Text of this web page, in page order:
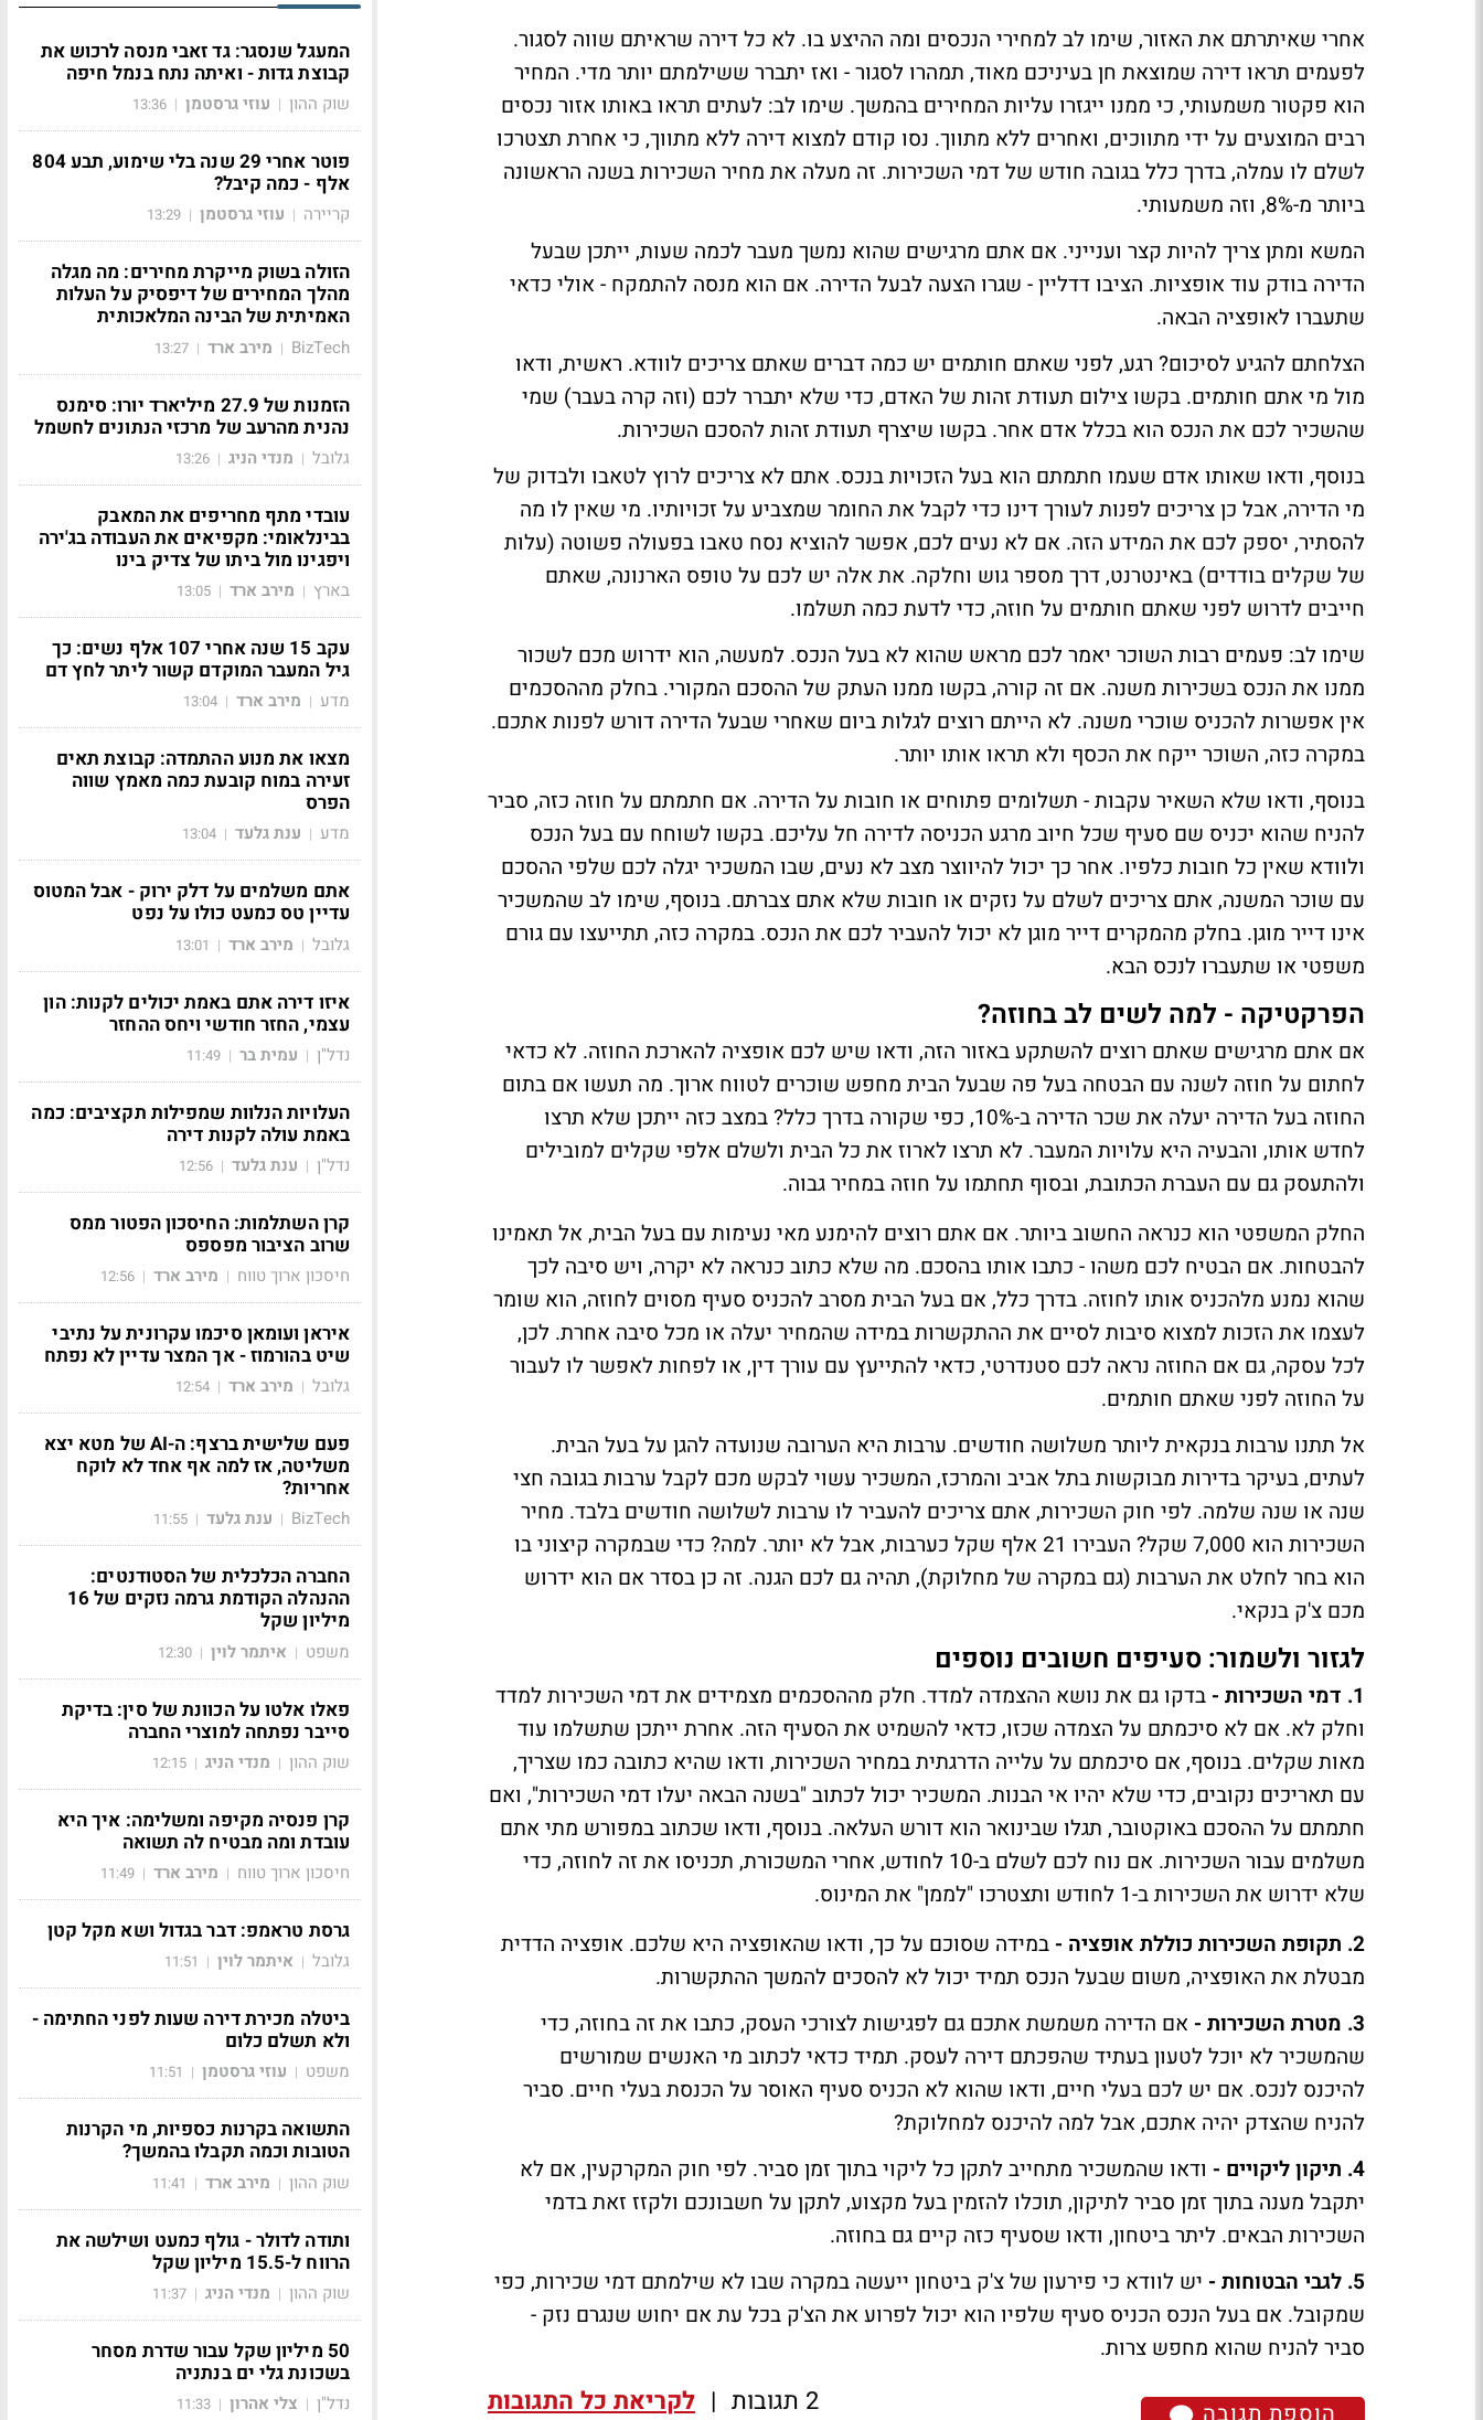
אחרי שאיתרתם את האזור, שימו לב למחירי הנכסים ומה ההיצע בו. לא כל דירה שראיתם שווה לסגור.
לפעמים תראו דירה שמוצאת חן בעיניכם מאוד, תמהרו לסגור - ואז יתברר ששילמתם יותר מדי. המחיר
הוא פקטור משמעותי, כי ממנו ייגזרו עליות המחירים בהמשך. שימו לב: לעתים תראו באותו אזור נכסים
רבים המוצעים על ידי מתווכים, ואחרים ללא מתווך. נסו קודם למצוא דירה ללא מתווך, כי אחרת תצטרכו
לשלם לו עמלה, בדרך כלל בגובה חודש של דמי השכירות. זה מעלה את מחיר השכירות בשנה הראשונה
ביותר מ-8%, וזה משמעותי.
המשא ומתן צריך להיות קצר וענייני. אם אתם מרגישים שהוא נמשך מעבר לכמה שעות, ייתכן שבעל
הדירה בודק עוד אופציות. הציבו דדליין - שגרו הצעה לבעל הדירה. אם הוא מנסה להתמקח - אולי כדאי
שתעברו לאופציה הבאה.
הצלחתם להגיע לסיכום? רגע, לפני שאתם חותמים יש כמה דברים שאתם צריכים לוודא. ראשית, ודאו
מול מי אתם חותמים. בקשו צילום תעודת זהות של האדם, כדי שלא יתברר לכם (וזה קרה בעבר) שמי
שהשכיר לכם את הנכס הוא בכלל אדם אחר. בקשו שיצרף תעודת זהות להסכם השכירות.
בנוסף, ודאו שאותו אדם שעמו חתמתם הוא בעל הזכויות בנכס. אתם לא צריכים לרוץ לטאבו ולבדוק של
מי הדירה, אבל כן צריכים לפנות לעורך דינו כדי לקבל את החומר שמצביע על זכויותיו. מי שאין לו מה
להסתיר, יספק לכם את המידע הזה. אם לא נעים לכם, אפשר להוציא נסח טאבו בפעולה פשוטה (עלות
של שקלים בודדים) באינטרנט, דרך מספר גוש וחלקה. את אלה יש לכם על טופס הארנונה, שאתם
חייבים לדרוש לפני שאתם חותמים על חוזה, כדי לדעת כמה תשלמו.
שימו לב: פעמים רבות השוכר יאמר לכם מראש שהוא לא בעל הנכס. למעשה, הוא ידרוש מכם לשכור
ממנו את הנכס בשכירות משנה. אם זה קורה, בקשו ממנו העתק של ההסכם המקורי. בחלק מההסכמים
אין אפשרות להכניס שוכרי משנה. לא הייתם רוצים לגלות ביום שאחרי שבעל הדירה דורש לפנות אתכם.
במקרה כזה, השוכר ייקח את הכסף ולא תראו אותו יותר.
בנוסף, ודאו שלא השאיר עקבות - תשלומים פתוחים או חובות על הדירה. אם חתמתם על חוזה כזה, סביר
להניח שהוא יכניס שם סעיף שכל חיוב מרגע הכניסה לדירה חל עליכם. בקשו לשוחח עם בעל הנכס
ולוודא שאין כל חובות כלפיו. אחר כך יכול להיווצר מצב לא נעים, שבו המשכיר יגלה לכם שלפי ההסכם
עם שוכר המשנה, אתם צריכים לשלם על נזקים או חובות שלא אתם צברתם. בנוסף, שימו לב שהמשכיר
אינו דייר מוגן. בחלק מהמקרים דייר מוגן לא יכול להעביר לכם את הנכס. במקרה כזה, תתייעצו עם גורם
משפטי או שתעברו לנכס הבא.
הפרקטיקה - למה לשים לב בחוזה?
אם אתם מרגישים שאתם רוצים להשתקע באזור הזה, ודאו שיש לכם אופציה להארכת החוזה. לא כדאי
לחתום על חוזה לשנה עם הבטחה בעל פה שבעל הבית מחפש שוכרים לטווח ארוך. מה תעשו אם בתום
החוזה בעל הדירה יעלה את שכר הדירה ב-10%, כפי שקורה בדרך כלל? במצב כזה ייתכן שלא תרצו
לחדש אותו, והבעיה היא עלויות המעבר. לא תרצו לארוז את כל הבית ולשלם אלפי שקלים למובילים
ולהתעסק גם עם העברת הכתובת, ובסוף תחתמו על חוזה במחיר גבוה.
החלק המשפטי הוא כנראה החשוב ביותר. אם אתם רוצים להימנע מאי נעימות עם בעל הבית, אל תאמינו
להבטחות. אם הבטיח לכם משהו - כתבו אותו בהסכם. מה שלא כתוב כנראה לא יקרה, ויש סיבה לכך
שהוא נמנע מלהכניס אותו לחוזה. בדרך כלל, אם בעל הבית מסרב להכניס סעיף מסוים לחוזה, הוא שומר
לעצמו את הזכות למצוא סיבות לסיים את ההתקשרות במידה שהמחיר יעלה או מכל סיבה אחרת. לכן,
לכל עסקה, גם אם החוזה נראה לכם סטנדרטי, כדאי להתייעץ עם עורך דין, או לפחות לאפשר לו לעבור
על החוזה לפני שאתם חותמים.
אל תתנו ערבות בנקאית ליותר משלושה חודשים. ערבות היא הערובה שנועדה להגן על בעל הבית.
לעתים, בעיקר בדירות מבוקשות בתל אביב והמרכז, המשכיר עשוי לבקש מכם לקבל ערבות בגובה חצי
שנה או שנה שלמה. לפי חוק השכירות, אתם צריכים להעביר לו ערבות לשלושה חודשים בלבד. מחיר
השכירות הוא 7,000 שקל? העבירו 21 אלף שקל כערבות, אבל לא יותר. למה? כדי שבמקרה קיצוני בו
הוא בחר לחלט את הערבות (גם במקרה של מחלוקת), תהיה גם לכם הגנה. זה כן בסדר אם הוא ידרוש
מכם צ'ק בנקאי.
לגזור ולשמור: סעיפים חשובים נוספים
1. דמי השכירות -
בדקו גם את נושא ההצמדה למדד. חלק מההסכמים מצמידים את דמי השכירות למדד
וחלק לא. אם לא סיכמתם על הצמדה שכזו, כדאי להשמיט את הסעיף הזה. אחרת ייתכן שתשלמו עוד
מאות שקלים. בנוסף, אם סיכמתם על עלייה הדרגתית במחיר השכירות, ודאו שהיא כתובה כמו שצריך,
עם תאריכים נקובים, כדי שלא יהיו אי הבנות. המשכיר יכול לכתוב "בשנה הבאה יעלו דמי השכירות", ואם
חתמתם על ההסכם באוקטובר, תגלו שבינואר הוא דורש העלאה. בנוסף, ודאו שכתוב במפורש מתי אתם
משלמים עבור השכירות. אם נוח לכם לשלם ב-10 לחודש, אחרי המשכורת, תכניסו את זה לחוזה, כדי
שלא ידרוש את השכירות ב-1 לחודש ותצטרכו "לממן" את המינוס.
2. תקופת השכירות כוללת אופציה -
במידה שסוכם על כך, ודאו שהאופציה היא שלכם. אופציה הדדית
מבטלת את האופציה, משום שבעל הנכס תמיד יכול לא להסכים להמשך ההתקשרות.
3. מטרת השכירות -
אם הדירה משמשת אתכם גם לפגישות לצורכי העסק, כתבו את זה בחוזה, כדי
שהמשכיר לא יוכל לטעון בעתיד שהפכתם דירה לעסק. תמיד כדאי לכתוב מי האנשים שמורשים
להיכנס לנכס. אם יש לכם בעלי חיים, ודאו שהוא לא הכניס סעיף האוסר על הכנסת בעלי חיים. סביר
להניח שהצדק יהיה אתכם, אבל למה להיכנס למחלוקת?
4. תיקון ליקויים -
ודאו שהמשכיר מתחייב לתקן כל ליקוי בתוך זמן סביר. לפי חוק המקרקעין, אם לא
יתקבל מענה בתוך זמן סביר לתיקון, תוכלו להזמין בעל מקצוע, לתקן על חשבונכם ולקזז זאת בדמי
השכירות הבאים. ליתר ביטחון, ודאו שסעיף כזה קיים גם בחוזה.
5. לגבי הבטוחות -
יש לוודא כי פירעון של צ'ק ביטחון ייעשה במקרה שבו לא שילמתם דמי שכירות, כפי
שמקובל. אם בעל הנכס הכניס סעיף שלפיו הוא יכול לפרוע את הצ'ק בכל עת אם יחוש שנגרם נזק -
סביר להניח שהוא מחפש צרות.
2 תגובות | לקריאת כל התגובות
המעגל שנסגר: גד זאבי מנסה לרכוש את
קבוצת גדות - ואיתה נתח בנמל חיפה
שוק ההון | עוזי גרסטמן |
13:36
פוטר אחרי 29 שנה בלי שימוע, תבע 804
אלף - כמה קיבל?
קריירה | עוזי גרסטמן |
13:29
הזולה בשוק מייקרת מחירים: מה מגלה
מהלך המחירים של דיפסיק על העלות
האמיתית של הבינה המלאכותית
BizTech
| מירב ארד |
13:27
הזמנות של 27.9 מיליארד יורו: סימנס
נהנית מהרעב של מרכזי הנתונים לחשמל
גלובל | מנדי הניג |
13:26
עובדי מתף מחריפים את המאבק
בבינלאומי: מקפיאים את העבודה בג'ירה
ויפגינו מול ביתו של צדיק בינו
בארץ | מירב ארד |
13:05
עקב 15 שנה אחרי 107 אלף נשים: כך
גיל המעבר המוקדם קשור ליתר לחץ דם
מדע | מירב ארד |
13:04
מצאו את מנוע ההתמדה: קבוצת תאים
זעירה במוח קובעת כמה מאמץ שווה
הפרס
מדע | ענת גלעד |
13:04
אתם משלמים על דלק ירוק - אבל המטוס
עדיין טס כמעט כולו על נפט
גלובל | מירב ארד |
13:01
איזו דירה אתם באמת יכולים לקנות: הון
עצמי, החזר חודשי ויחס ההחזר
נדל"ן | עמית בר |
11:49
העלויות הנלוות שמפילות תקציבים: כמה
באמת עולה לקנות דירה
נדל"ן | ענת גלעד |
12:56
קרן השתלמות: החיסכון הפטור ממס
שרוב הציבור מפספס
חיסכון ארוך טווח | מירב ארד |
12:56
איראן ועומאן סיכמו עקרונית על נתיבי
שיט בהורמוז - אך המצר עדיין לא נפתח
גלובל | מירב ארד |
12:54
פעם שלישית ברצף: ה-AI של מטא יצא
משליטה, אז למה אף אחד לא לוקח
אחריות?
BizTech
| ענת גלעד |
11:55
החברה הכלכלית של הסטודנטים:
ההנהלה הקודמת גרמה נזקים של 16
מיליון שקל
משפט | איתמר לוין |
12:30
פאלו אלטו על הכוונת של סין: בדיקת
סייבר נפתחה למוצרי החברה
שוק ההון | מנדי הניג |
12:15
קרן פנסיה מקיפה ומשלימה: איך היא
עובדת ומה מבטיח לה תשואה
חיסכון ארוך טווח | מירב ארד |
11:49
גרסת טראמפ: דבר בגדול ושא מקל קטן
גלובל | איתמר לוין |
11:51
ביטלה מכירת דירה שעות לפני החתימה -
ולא תשלם כלום
משפט | עוזי גרסטמן |
11:51
התשואה בקרנות כספיות, מי הקרנות
הטובות וכמה תקבלו בהמשך?
שוק ההון | מירב ארד |
11:41
ותודה לדולר - גולף כמעט ושילשה את
הרווח ל-15.5 מיליון שקל
שוק ההון | מנדי הניג |
11:37
50 מיליון שקל עבור שדרת מסחר
בשכונת גלי ים בנתניה
נדל"ן | צלי אהרון |
11:33